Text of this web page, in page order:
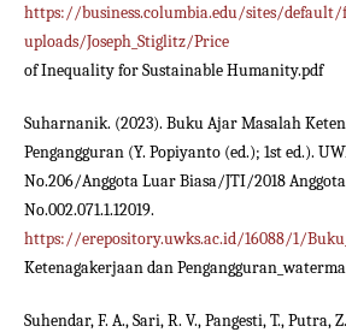
https://business.columbia.edu/sites/default/
uploads/Joseph_Stiglitz/Price
of Inequality for Sustainable Humanity.pdf
Suharnanik. (2023). Buku Ajar Masalah
Pengangguran (Y. Popiyanto (ed.); 1st ed.).
No.206/Anggota Luar Biasa/JTI/2018
No.002.071.1.12019.
https://erepository.uwks.ac.id/16088/1/
Ketenagakerjaan dan
Suhendar, F. A., Sari, R. V., Pangesti, T., Putra,